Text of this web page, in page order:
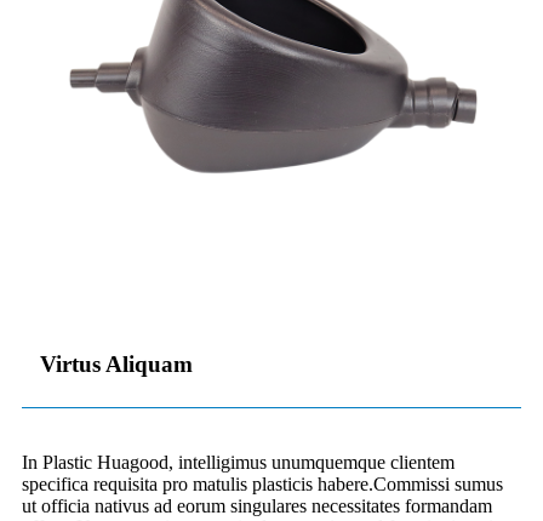
Virtus Aliquam
In Plastic Huagood, intelligimus unumquemque clientem
specifica requisita pro matulis plasticis habere.Commissi sumus
ut officia nativus ad eorum singulares necessitates formandam